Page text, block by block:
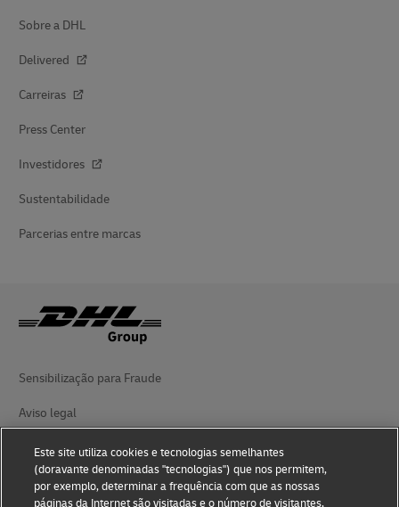
Sobre a DHL
Delivered
Carreiras
Press Center
Investidores
Sustentabilidade
Parcerias entre marcas
Sensibilização para Fraude
Aviso legal
Termos de utilização
Aviso de privacidade
Este site utiliza cookies e tecnologias semelhantes
(doravante denominadas "tecnologias") que nos permitem,
por exemplo, determinar a frequência com que as nossas
páginas da Internet são visitadas e o número de visitantes,